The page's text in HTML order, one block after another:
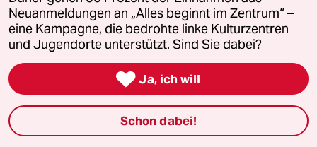
Ha noi. Niemand braucht - zum Rest -
'nen Betbruder 'nen Gefühls-Fritze &
'nen bräunlichen Spätpubertierer!
kurz - Na Mahlzeit!
Nikolai Nikitin
21.07.2017,22:48 Uhr
Neuanmeldungen an „Alles beginnt im Zentrum“ –
eine Kampagne, die bedrohte linke Kulturzentren
und Jugendorte unterstützt. Sind Sie dabei?
 Ja, ich will
Schon dabei!